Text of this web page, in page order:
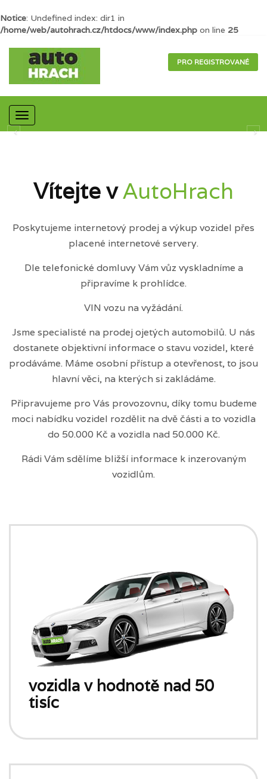
Notice: Undefined index: dir1 in
/home/web/autohrach.cz/htdocs/www/index.php on line 25
PRO REGISTROVANÉ
Mobilní
navigace
Vítejte vAutoHrach
Poskytujeme internetový prodej a výkup vozidel přes
placené internetové servery.
Dle telefonické domluvy Vám vůz vyskladníme a
připravíme k prohlídce.
VIN vozu na vyžádání.
Jsme specialisté na prodej ojetých automobilů. U nás
dostanete objektivní informace o stavu vozidel, které
prodáváme. Máme osobní přístup a otevřenost, to jsou
hlavní věci, na kterých si zakládáme.
Připravujeme pro Vás provozovnu, díky tomu budeme
moci nabídku vozidel rozdělit na dvě části a to vozidla
do 50.000 Kč a vozidla nad 50.000 Kč.
Rádi Vám sdělíme bližší informace k inzerovaným
vozidlům.
vozidla v hodnotě nad 50
tisíc